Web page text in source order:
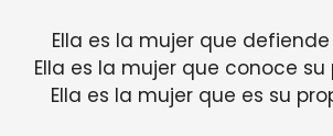
Ella es la mujer que
Ella es la mujer que conoce su
Ella es la mujer que es su